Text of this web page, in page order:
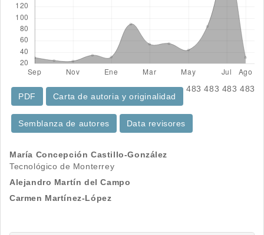
483
PDF
483
Carta de autoria y originalidad
483
Semblanza de autores
483
Data revisores
Contenido
principal
del
María Concepción Castillo-González
Tecnológico de Monterrey
Alejandro Martín del Campo
Carmen Martínez-López